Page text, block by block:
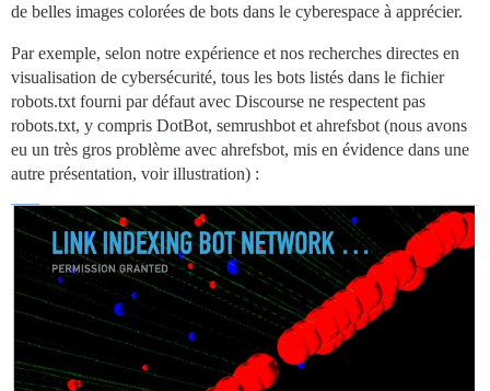
de belles images colorées de bots dans le cyberespace à apprécier.
Par exemple, selon notre expérience et nos recherches directes en
visualisation de cybersécurité, tous les bots listés dans le fichier
robots.txt fourni par défaut avec Discourse ne respectent pas
robots.txt, y compris DotBot, semrushbot et ahrefsbot (nous avons
eu un très gros problème avec ahrefsbot, mis en évidence dans une
autre présentation, voir illustration) :